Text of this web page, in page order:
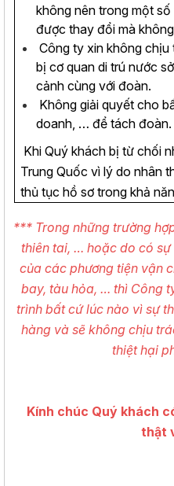
không nên trong một
được thay đổi mà
Công ty xin không chịu
bị cơ quan di trú nước
cảnh cùng với đoàn.
Không giải quyết cho
doanh, … để tách đoàn.
Khi Quý khách bị từ chối
Trung Quốc vì lý do nhân
thủ tục hồ sơ trong khả
*** Trong những trường
thiên tai, … hoặc do có
của các phương tiện vận
bay, tàu hỏa, … thì Công
trình bất cứ lúc nào vì sự
hàng và sẽ không chịu
thiệt hại
Kính chúc Quý khách
thật